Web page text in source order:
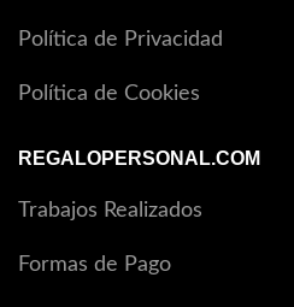
Política de Privacidad
Política de Cookies
REGALOPERSONAL.COM
Trabajos Realizados
Formas de Pago